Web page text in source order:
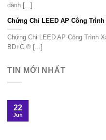
dành [...]
Chứng Chỉ LEED AP Công Trình
Chứng Chỉ LEED AP Công Trình
BD+C ® [...]
TIN MỚI NHẤT
22
Jun